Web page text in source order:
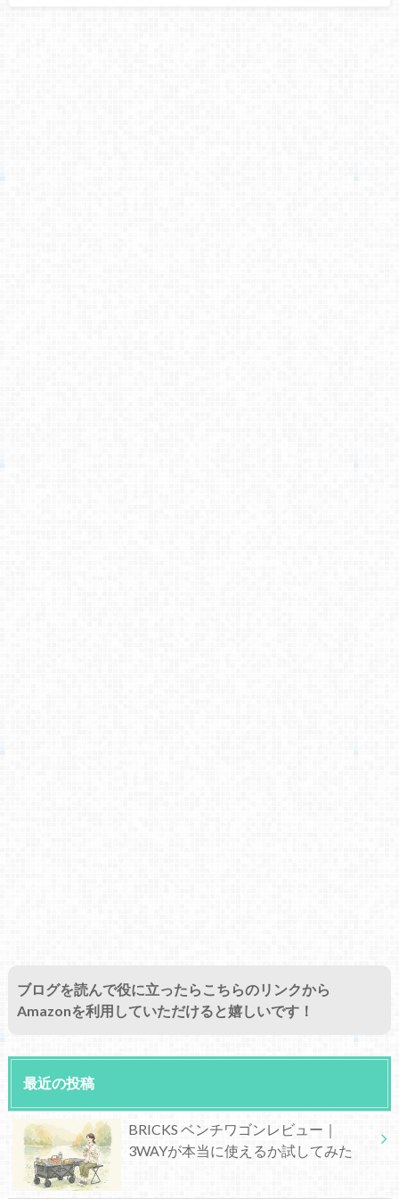
ブログを読んで役に立ったらこちらのリンクから
Amazonを利用していただけると嬉しいです！
最近の投稿
BRICKS ベンチワゴンレビュー｜
3WAYが本当に使えるか試してみた